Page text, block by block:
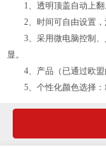
1、透明顶盖自动上翻
2、时间可自由设置，
3、采用微电脑控制、
显。
4、产品（已通过欧盟
5、个性化颜色选择：